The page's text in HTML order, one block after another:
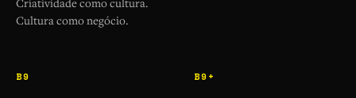
Criatividade como cultura.
Cultura como negócio.
B9 B9+